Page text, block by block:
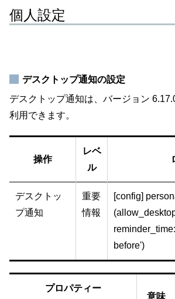
個人設定
デスクトップ通知の設定
デスクトップ通知は、バージョン
利用できます。
操作
レベ
ル
デスクトッ
プ通知
重要
情報
[config]
before')
プロパティー
意味